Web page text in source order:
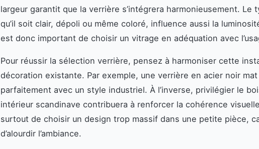
largeur garantit que la verrière s’intégrera harmonieusement. Le
qu’il soit clair, dépoli ou même coloré, influence aussi la
est donc important de choisir un vitrage en adéquation avec
Pour réussir la sélection verrière, pensez à harmoniser cette
décoration existante. Par exemple, une verrière en acier noir mat
parfaitement avec un style industriel. À l’inverse, privilégier le
intérieur scandinave contribuera à renforcer la cohérence
surtout de choisir un design trop massif dans une petite pièce,
d’alourdir l’ambiance.